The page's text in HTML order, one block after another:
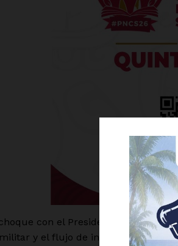
con el Presidente ucraniano,
y el flujo de inteligencia.